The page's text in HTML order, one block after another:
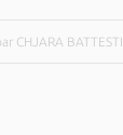
CHJARA BATTESTI